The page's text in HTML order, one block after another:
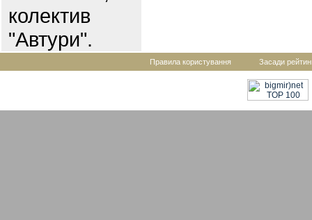
колектив
"Автури".
Правила користування Засади